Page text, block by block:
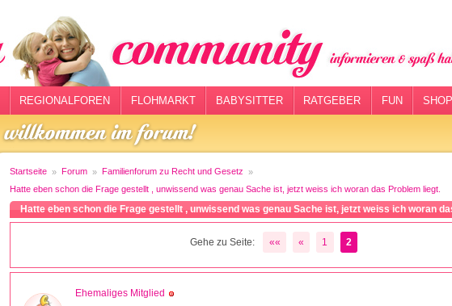
REGIONALFOREN FLOHMARKT BABYSITTER RATGEBER FUN
Startseite Forum
Familienforum zu Recht und Gesetz
Hatte eben schon die Frage gestellt , unwissend was genau Sache ist, jetzt weiss ich woran das Problem liegt.
Hatte eben schon die Frage gestellt , unwissend was genau Sache ist, jetzt weiss ich woran
Gehe zu Seite: «« « 1 2
Ehemaliges Mitglied